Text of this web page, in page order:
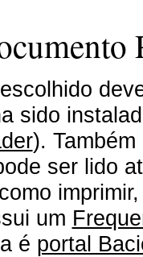
sido
).
ser lido
um
é portal